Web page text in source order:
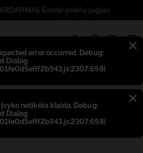
error occurred. Debug:
Dialog
netikėta klaida. Debug:
Dialog
Šimtai prekių pigiau